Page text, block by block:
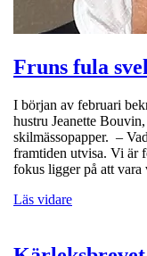
Fruns fula
I början av februari
hustru Jeanette
skilmässopapper. –
framtiden utvisa. Vi är
fokus ligger på att
Läs vidare